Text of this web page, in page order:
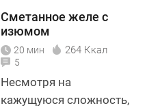
Сметанное желе с
изюмом
20 мин 264 Ккал
5
Несмотря на
кажущуюся сложность,